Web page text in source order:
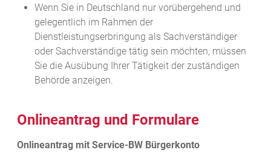
Wenn Sie in Deutschland nur vorübergehend und
gelegentlich im Rahmen der
Dienstleistungserbringung als Sachverständiger
oder Sachverständige tätig sein möchten, müssen
Sie die Ausübung Ihrer Tätigkeit der zuständigen
Behörde anzeigen.
Onlineantrag und Formulare